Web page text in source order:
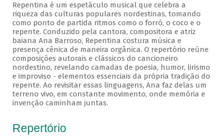
Repentina é um espetáculo musical que celebra a
riqueza das culturas populares nordestinas, tomando
como ponto de partida ritmos como o forró, o coco e o
repente. Conduzido pela cantora, compositora e atriz
baiana Ana Barroso, Repentina costura música e
presença cênica de maneira orgânica. O repertório reúne
composições autorais e clássicos do cancioneiro
nordestino, revelando camadas de poesia, humor, lirismo
e improviso - elementos essenciais da própria tradição do
repente. Ao revisitar essas linguagens, Ana faz delas um
terreno vivo, em constante movimento, onde memória e
invenção caminham juntas.
Repertório